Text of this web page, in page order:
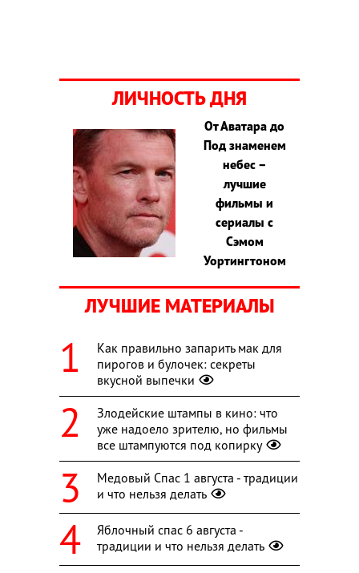
ЛИЧНОСТЬ ДНЯ
От Аватара до
Под знаменем
небес –
лучшие
фильмы и
сериалы с
Сэмом
Уортингтоном
ЛУЧШИЕ МАТЕРИАЛЫ
Как правильно запарить мак для
пирогов и булочек: секреты
вкусной выпечки
Злодейские штампы в кино: что
уже надоело зрителю, но фильмы
все штампуются под копирку
Медовый Спас 1 августа - традиции
и что нельзя делать
Яблочный спас 6 августа -
традиции и что нельзя делать